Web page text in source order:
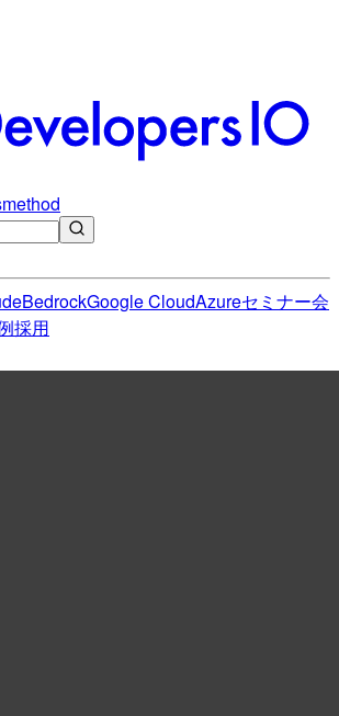
BedrockGoogle CloudAzureセミナー会
採用